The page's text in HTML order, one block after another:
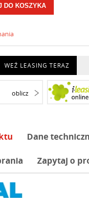
DO KOSZYKA
WEŹ LEASING TERAZ
oblicz
Dane
Zapytaj o